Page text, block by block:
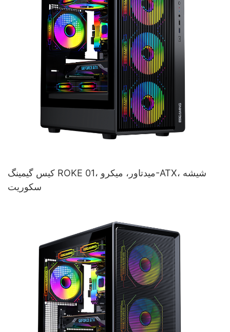
کیس گیمینگ ROKE 01، میدتاور، میکرو-ATX، شیشه
سکوریت